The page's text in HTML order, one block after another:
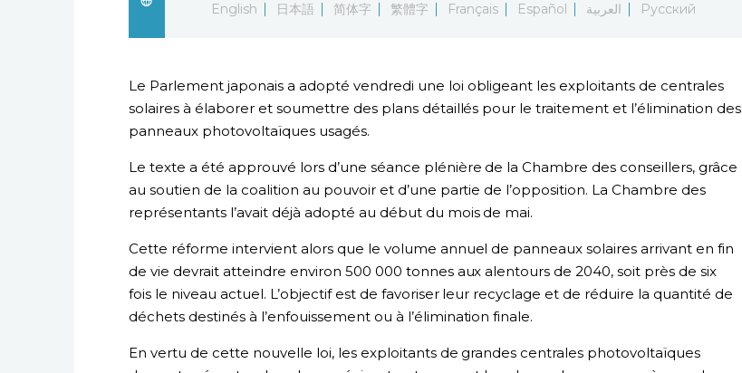
English
日本語 简体字 繁體字 Français Español العربية Русский
Le Parlement japonais a adopté vendredi une loi obligeant les exploitants de centrales
solaires à élaborer et soumettre des plans détaillés pour le traitement et l’élimination des
panneaux photovoltaïques usagés.
Le texte a été approuvé lors d’une séance plénière de la Chambre des conseillers, grâce
au soutien de la coalition au pouvoir et d’une partie de l’opposition. La Chambre des
représentants l’avait déjà adopté au début du mois de mai.
Cette réforme intervient alors que le volume annuel de panneaux solaires arrivant en fin
de vie devrait atteindre environ 500 000 tonnes aux alentours de 2040, soit près de six
fois le niveau actuel. L’objectif est de favoriser leur recyclage et de réduire la quantité de
déchets destinés à l’enfouissement ou à l’élimination finale.
En vertu de cette nouvelle loi, les exploitants de grandes centrales photovoltaïques